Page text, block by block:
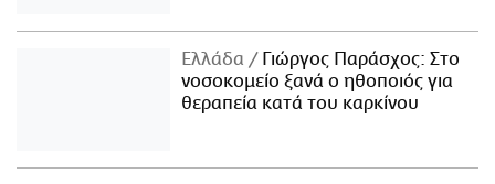
Ελλάδα
Γιώργος Παράσχος: Στο
νοσοκομείο ξανά ο ηθοποιός για
θεραπεία κατά του καρκίνου